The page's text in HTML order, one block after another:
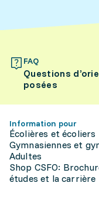
FAQ
Questions
posées
Information pour
Écolières et écoliers
Gymnasiennes et
Adultes
Shop CSFO:
études et la carrière